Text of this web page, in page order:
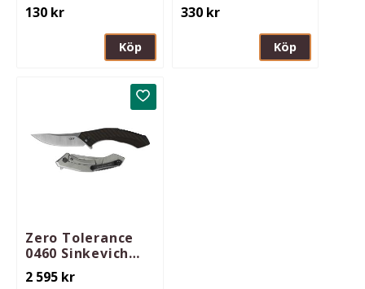
130 kr
Köp
330kr
Köp
Zero Tolerance
0460 Sinkevich
KVT Tit/Cbf
2 595 kr
Lägg till i favoriter